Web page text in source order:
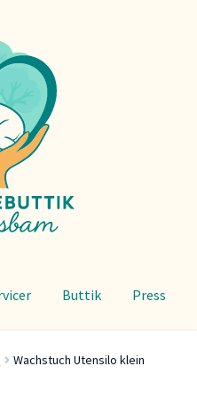
Buttik Press
Wachstuch Utensilo klein